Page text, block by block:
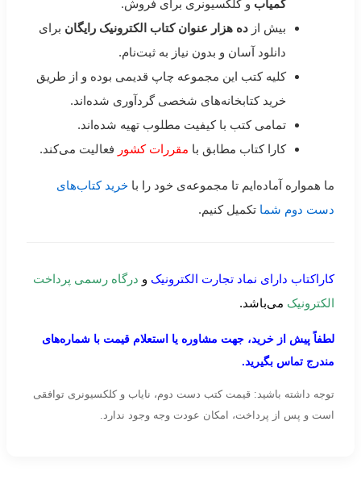
کمیاب و کلکسیونری برای فروش.
بیش از ده هزار عنوان کتاب الکترونیک رایگان برای
دانلود آسان و بدون نیاز به ثبت‌نام.
کلیه کتب این مجموعه چاپ قدیمی بوده و از طریق
خرید کتابخانه‌های شخصی گردآوری شده‌اند.
تمامی کتب با کیفیت مطلوب تهیه شده‌اند.
کارا کتاب مطابق با مقررات کشور فعالیت می‌کند.
ما همواره آماده‌ایم تا مجموعه‌ی خود را با خرید کتاب‌های
دست دوم شما تکمیل کنیم.
کاراکتاب دارای نماد تجارت الکترونیک و درگاه رسمی پرداخت
الکترونیک می‌باشد.
لطفاً پیش از خرید، جهت مشاوره یا استعلام قیمت با شماره‌های
مندرج تماس بگیرید.
توجه داشته باشید: قیمت کتب دست دوم، نایاب و کلکسیونری توافقی
است و پس از پرداخت، امکان عودت وجه وجود ندارد.